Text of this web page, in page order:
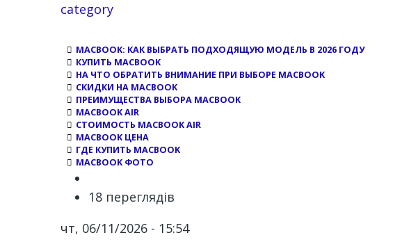
Channel
category
MACBOOK: КАК ВЫБРАТЬ ПОДХОДЯЩУЮ МОДЕЛЬ В 2026 ГОДУ
КУПИТЬ MACBOOK
НА ЧТО ОБРАТИТЬ ВНИМАНИЕ ПРИ ВЫБОРЕ MACBOOK
СКИДКИ НА MACBOOK
ПРЕИМУЩЕСТВА ВЫБОРА MACBOOK
MACBOOK AIR
СТОИМОСТЬ MACBOOK AIR
MACBOOK ЦЕНА
ГДЕ КУПИТЬ MACBOOK
MACBOOK ФОТО
18 переглядів
чт, 06/11/2026 - 15:54